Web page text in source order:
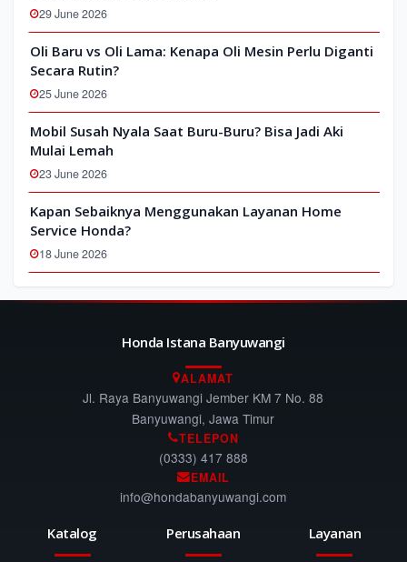
29 June 2026
Oli Baru vs Oli Lama: Kenapa Oli Mesin Perlu Diganti
Secara Rutin?
25 June 2026
Mobil Susah Nyala Saat Buru-Buru? Bisa Jadi Aki
Mulai Lemah
23 June 2026
Kapan Sebaiknya Menggunakan Layanan Home
Service Honda?
18 June 2026
Honda Istana Banyuwangi
ALAMAT
Jl. Raya Banyuwangi Jember KM 7 No. 88
Banyuwangi, Jawa Timur
TELEPON
(0333) 417 888
EMAIL
info@hondabanyuwangi.com
Katalog
Perusahaan Layanan